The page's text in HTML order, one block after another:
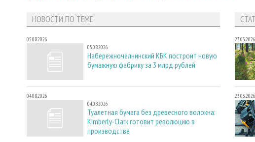
НОВОСТИ ПО ТЕМЕ
05.08.2026
05.08.2026
Набережночелнинский КБК построит новую
бумажную фабрику за 3 млрд рублей
04.08.2026
04.08.2026
Туалетная бумага без древесного волокна:
Kimberly-Clark готовит революцию в
производстве
23.03.2026
23.03.2026